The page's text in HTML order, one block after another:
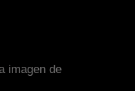
imagen de